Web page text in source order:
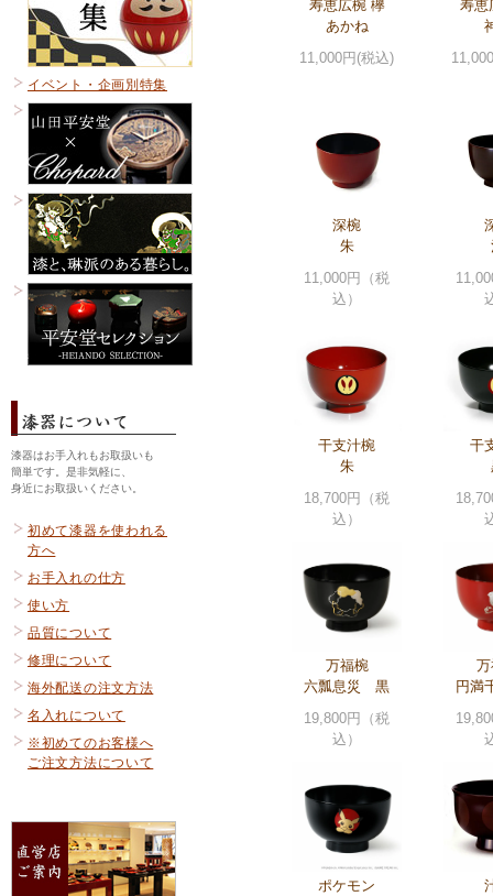
イベント・企画別特集
漆器はお手入れもお取扱いも
簡単です。是非気軽に、
身近にお取扱いください。
初めて漆器を使われる
方へ
お手入れの仕方
使い方
品質について
修理について
海外配送の注文方法
名入れについて
※初めてのお客様へ
ご注文方法について
寿恵広椀 欅
あかね
11,000円(税込)
寿恵
深椀
朱
11,000円（税
込）
干支汁椀
朱
18,700円（税
込）
干
万福椀
六瓢息災 黒
19,800円（税
込）
円満
ポケモン